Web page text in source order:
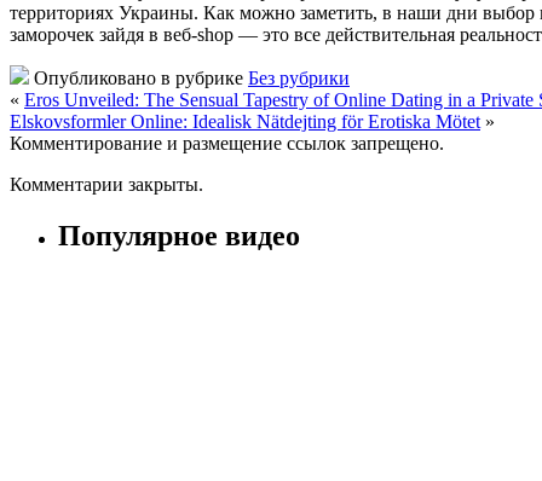
территориях Украины. Как можно заметить, в наши дни выбор
заморочек зайдя в веб-shop — это все действительная
Опубликовано в рубрике Без рубрики
« Eros Unveiled: The Sensual Tapestry of Online Dating in a Private
Elskovsformler Online: Idealisk Nätdejting för Erotiska Mötet »
Комментирование и размещение ссылок запрещено.
Комментарии закрыты.
Популярное видео